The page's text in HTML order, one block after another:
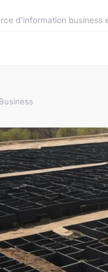
d'information business
Business